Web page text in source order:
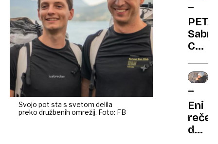
Svojo pot sta s svetom delila
preko družbenih omrežij. Foto: FB
PETA
in
kruto
REDKA
Eni
da